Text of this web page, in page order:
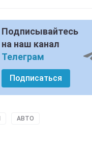
Подписывайтесь
на наш канал
Телеграм
Подписаться
АВТО